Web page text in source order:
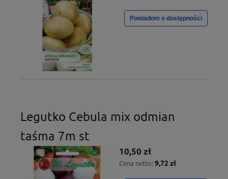
Powiadom o dostępności
Legutko Cebula mix odmian
taśma 7m st
10,50 zł
Cena netto: 9,72 zł